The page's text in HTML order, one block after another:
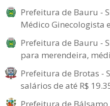
Prefeitura de Bauru -
Médico Ginecologista
Prefeitura de Bauru -
para merendeira,
Prefeitura de Brotas -
salários de até R$
Prefeitura de